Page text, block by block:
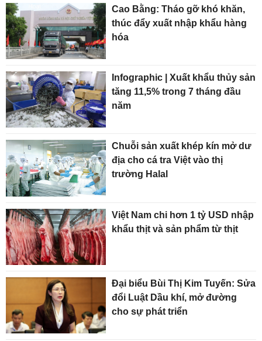
Cao Bằng: Tháo gỡ khó khăn,
thúc đẩy xuất nhập khẩu hàng
hóa
Infographic | Xuất khẩu thủy sản
tăng 11,5% trong 7 tháng đầu
năm
Chuỗi sản xuất khép kín mở dư
địa cho cá tra Việt vào thị
trường Halal
Việt Nam chi hơn 1 tỷ USD nhập
khẩu thịt và sản phẩm từ thịt
Đại biểu Bùi Thị Kim Tuyến: Sửa
đổi Luật Dầu khí, mở đường
cho sự phát triển